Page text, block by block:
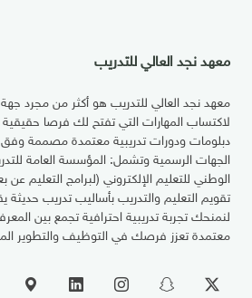
معهد نجد العالي للتدريب
معهد نجد العالي للتدريب هو أكثر من مجرد
لاكتساب المهارات التي تفتح لك فرصا
دبلومات ودورات تدريبية معتمدة مصممة
الجهات الرسمية وتشمل: المؤسسة العامة
الوطني للتعليم الإلكتروني (لبرامج التعليم عن
تقويم التعليم والتدريب بأساليب تدريب حديثة
لنمنحك تجربة تدريبية احترافية تجمع بين
معتمدة تعزز فرصك في التوظيف والتطوير